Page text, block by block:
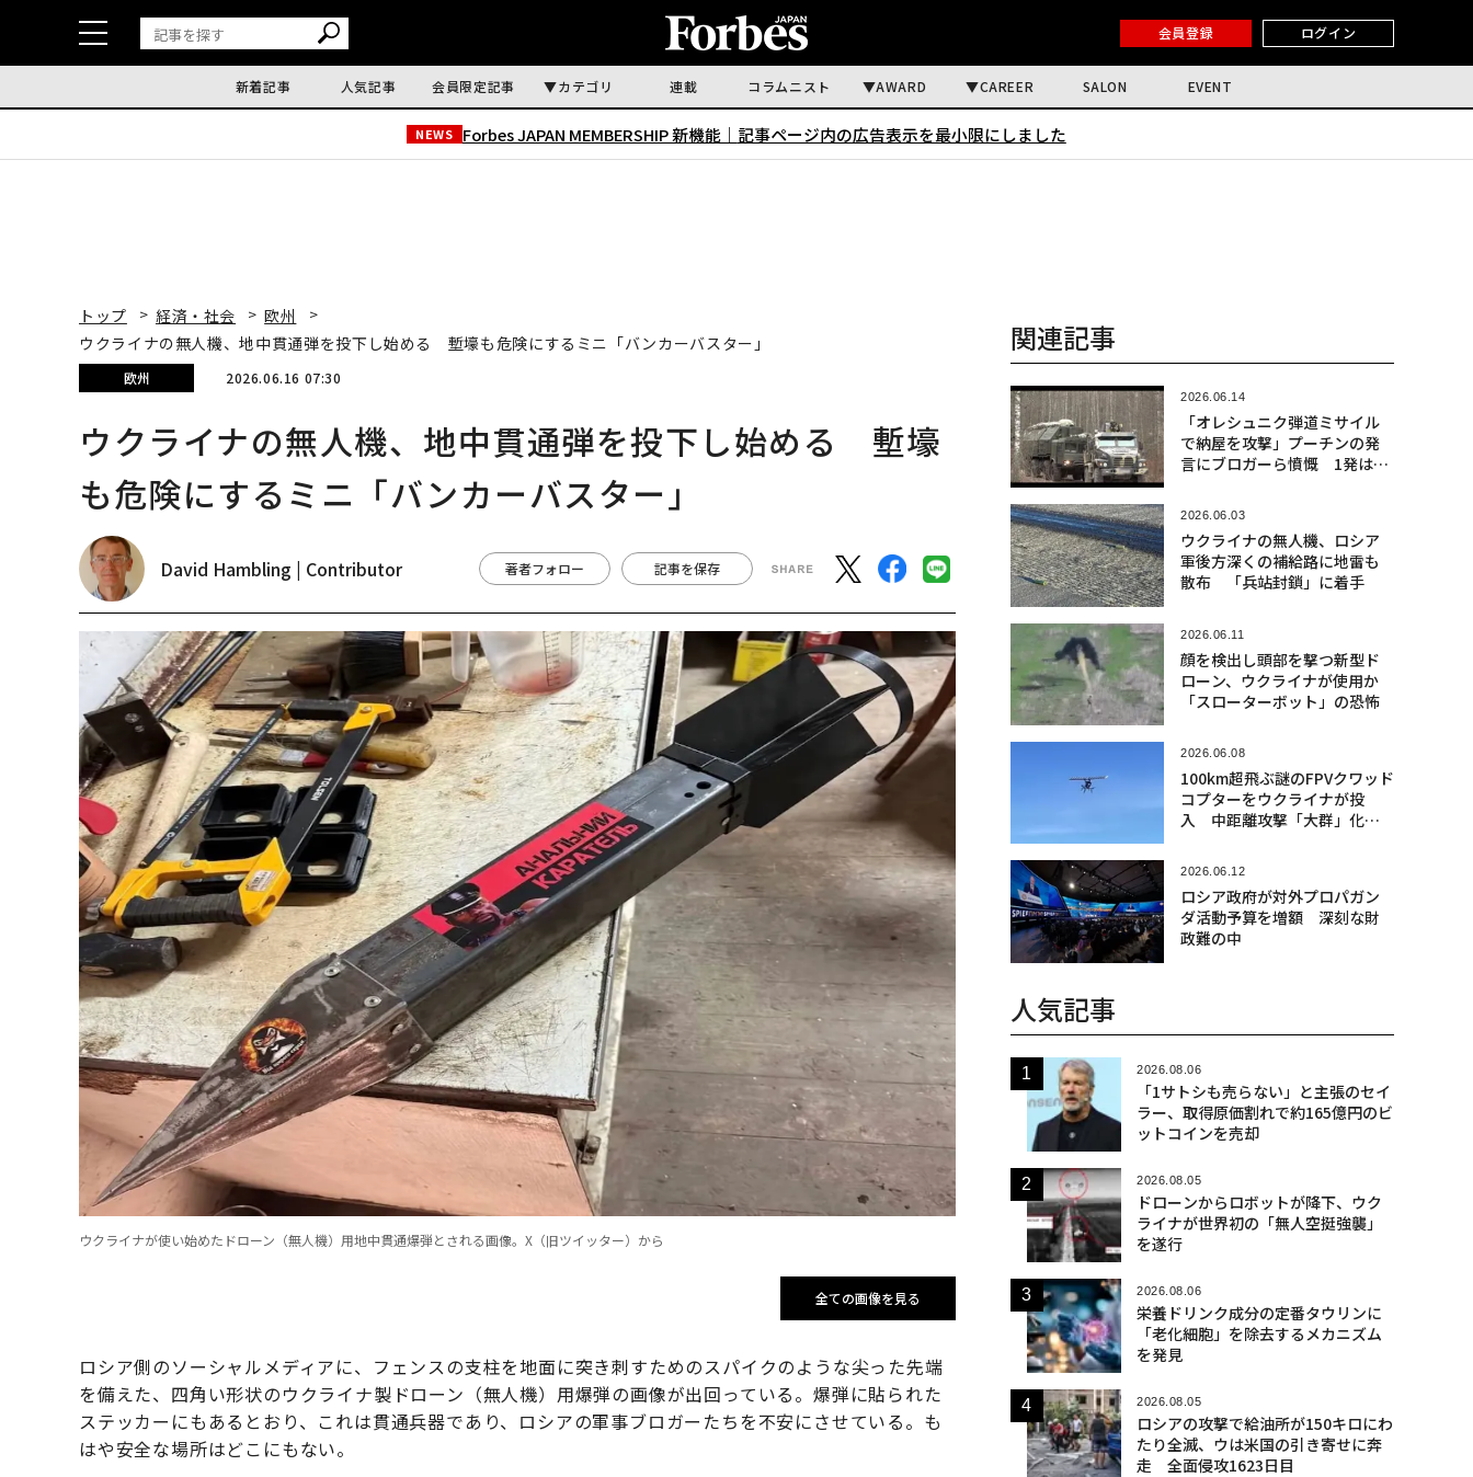
会員登録 ログイン
新着記事 人気記事 会員限定記事 カテゴリ 連載 コラムニスト AWARD CAREER SALON EVENT
NEWS Forbes JAPAN MEMBERSHIP 新機能｜ 記事ページ内の広告表示を最小限にしました
トップ 経済・社会
欧州
ウクライナの無人機、地中貫通弾を投下し始める 塹壕も危険にするミニ「バンカーバスター」
欧州 2026.06.16 07:30
ウクライナの無人機、地中貫通弾を投下し始める 塹壕
も危険にするミニ「バンカーバスター」
David Hambling | Contributor 著者フォロー 記事を保存
ウクライナが使い始めたドローン（無人機）用地中貫通爆弾とされる画像。X（旧ツイッター）から
全ての画像を見る
ロシア側のソーシャルメディアに、フェンスの支柱を地面に突き刺すためのスパイクのような尖った先端
を備えた、四角い形状のウクライナ製ドローン（無人機）用爆弾の画像が出回っている。爆弾に貼られた
ステッカーにもあるとおり、これは貫通兵器であり、ロシアの軍事ブロガーたちを不安にさせている。も
はや安全な場所はどこにもない。
関連記事
2026.06.14
「オレシュニク弾道ミサイル
で納屋を攻撃」プーチンの発
言にブロガーら憤慨 1発はロ
2026.06.03
ウクライナの無人機、ロシア
軍後方深くの補給路に地雷も
散布 「兵站封鎖」に着手
2026.06.11
顔を検出し頭部を撃つ新型ド
ローン、ウクライナが使用か
「スローターボット」の恐怖
2026.06.08
100km超飛ぶ謎のFPVクワッド
コプターをウクライナが投
入 中距離攻撃「大群」化の
2026.06.12
ロシア政府が対外プロパガン
ダ活動予算を増額 深刻な財
政難の中
人気記事
2026.08.06
「1サトシも売らない」と主張のセイ
ラー、取得原価割れで約165億円のビ
ットコインを売却
2026.08.05
ドローンからロボットが降下、ウク
ライナが世界初の「無人空挺強襲」
を遂行
2026.08.06
栄養ドリンク成分の定番タウリンに
「老化細胞」を除去するメカニズム
を発見
2026.08.05
ロシアの攻撃で給油所が150キロにわ
たり全滅、ウは米国の引き寄せに奔
走 全面侵攻1623日目